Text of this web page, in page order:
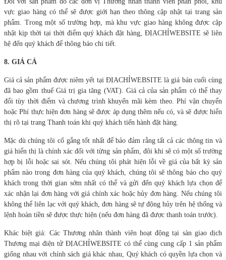
vực giao hàng có thể sẽ được giới hạn theo thông cập nhật tại trang sản
phẩm. Trong một số trường hợp, mà khu vực giao hàng không được cập
nhật kịp thời tại thời điểm quý khách đặt hàng, ĐỊACHỈWEBSITE sẽ liên
hệ đến quý khách để thông báo chi tiết.
8. GIÁ CẢ
Giá cả sản phẩm được niêm yết tại ĐỊACHỈWEBSITE là giá bán cuối cùng
đã bao gồm thuế Giá trị gia tăng (VAT). Giá cả của sản phẩm có thể thay
đổi tùy thời điểm và chương trình khuyến mãi kèm theo. Phí vận chuyển
hoặc Phí thực hiện đơn hàng sẽ được áp dụng thêm nếu có, và sẽ được hiển
thị rõ tại trang Thanh toán khi quý khách tiến hành đặt hàng.
Mặc dù chúng tôi cố gắng tốt nhất để bảo đảm rằng tất cả các thông tin và
giá hiển thị là chính xác đối với từng sản phẩm, đôi khi sẽ có một số trường
hợp bị lỗi hoặc sai sót. Nếu chúng tôi phát hiện lỗi về giá của bất kỳ sản
phẩm nào trong đơn hàng của quý khách, chúng tôi sẽ thông báo cho quý
khách trong thời gian sớm nhất có thể và gửi đến quý khách lựa chọn để
xác nhận lại đơn hàng với giá chính xác hoặc hủy đơn hàng. Nếu chúng tôi
không thể liên lạc với quý khách, đơn hàng sẽ tự động hủy trên hệ thống và
lệnh hoàn tiền sẽ được thực hiện (nếu đơn hàng đã được thanh toán trước).
Khác biệt giá: Các Thương nhân thành viên hoạt động tại sàn giao dịch
Thương mại điện tử ĐỊACHỈWEBSITE có thể cùng cung cấp 1 sản phẩm
giống nhau với chính sách giá khác nhau, Quý khách có quyền lựa chọn và